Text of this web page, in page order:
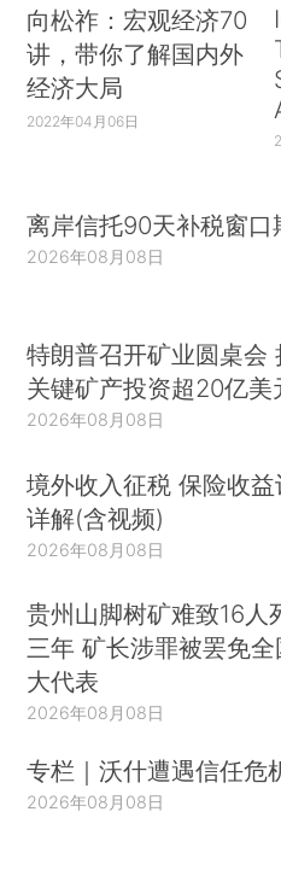
向松祚：宏观经济70
讲，带你了解国内外
经济大局
2022年04月06日
离岸信托90天补税窗口
2026年08月08日
特朗普召开矿业圆桌会
关键矿产投资超20亿美
2026年08月08日
境外收入征税 保险收益
详解(含视频)
2026年08月08日
贵州山脚树矿难致16人
三年 矿长涉罪被罢免全
大代表
2026年08月08日
专栏｜沃什遭遇信任危
2026年08月08日